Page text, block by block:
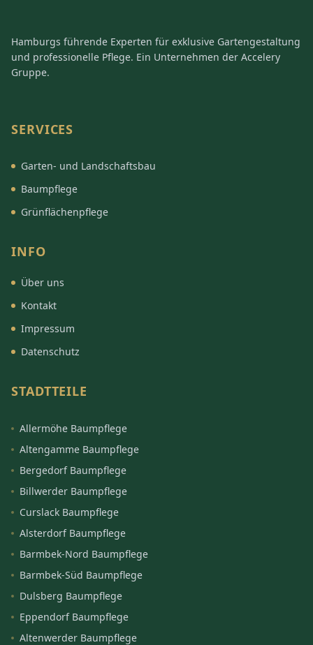
Hamburgs führende Experten für exklusive Gartengestaltung
und professionelle Pflege. Ein Unternehmen der Accelery
Gruppe.
SERVICES
Garten- und Landschaftsbau
Baumpflege
Grünflächenpflege
INFO
Über uns
Kontakt
Impressum
Datenschutz
STADTTEILE
Allermöhe Baumpflege
Altengamme Baumpflege
Bergedorf Baumpflege
Billwerder Baumpflege
Curslack Baumpflege
Alsterdorf Baumpflege
Barmbek-Nord Baumpflege
Barmbek-Süd Baumpflege
Dulsberg Baumpflege
Eppendorf Baumpflege
Altenwerder Baumpflege